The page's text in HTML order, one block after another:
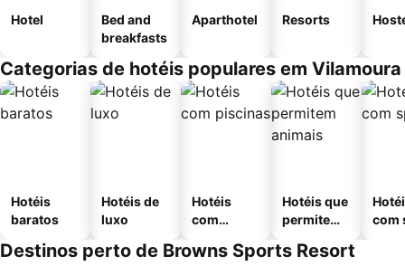
Hotel
Bed and
breakfasts
Aparthotel Resorts
Categorias de hotéis populares em Vilamoura
Hotéis
baratos
Hotéis de
luxo
Hotéis
com
Hotéis que
permitem
com
Destinos perto de Browns Sports Resort